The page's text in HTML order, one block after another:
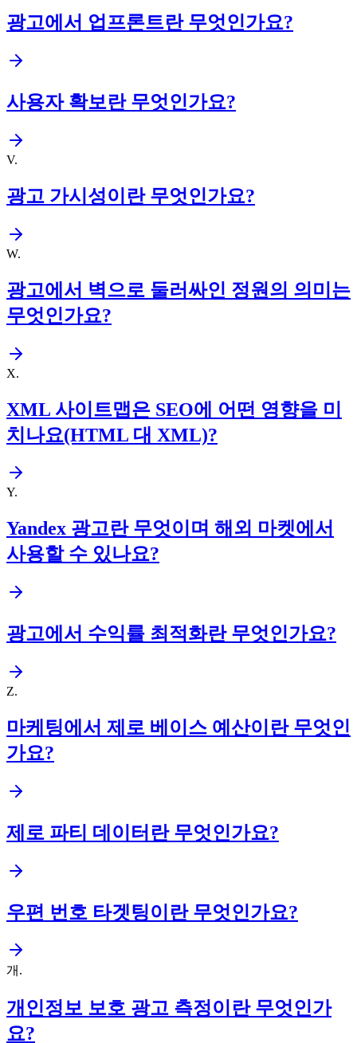
광고에서 업프론트란 무엇인가요?
사용자 확보란 무엇인가요?
V.
광고 가시성이란 무엇인가요?
W.
광고에서 벽으로 둘러싸인 정원의 의미는
무엇인가요?
X.
XML 사이트맵은 SEO에 어떤 영향을 미
치나요(HTML 대 XML)?
Y.
Yandex 광고란 무엇이며 해외 마켓에서
사용할 수 있나요?
광고에서 수익률 최적화란 무엇인가요?
Z.
마케팅에서 제로 베이스 예산이란 무엇인
가요?
제로 파티 데이터란 무엇인가요?
우편 번호 타겟팅이란 무엇인가요?
개 .
개인정보 보호 광고 측정이란 무엇인가
요?